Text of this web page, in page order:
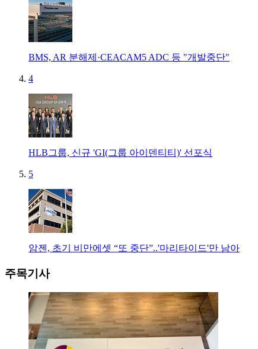
BMS, AR 분해제·CEACAM5 ADC 등 "개발중단"
4
HLB그룹, 신규 'GI(그룹 아이덴티티)' 선포식
5
암젠, 초기 비만에셋 “또 중단”..'마리타이드'만 남아
주목기사